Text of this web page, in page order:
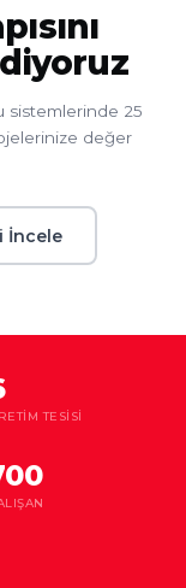
sistemlerinde 25
değer
İncele
TESISI